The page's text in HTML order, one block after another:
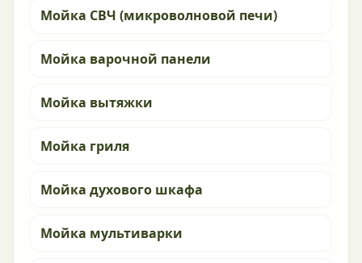
Мойка СВЧ (микроволновой печи)
Мойка варочной панели
Мойка вытяжки
Мойка гриля
Мойка духового шкафа
Мойка мультиварки